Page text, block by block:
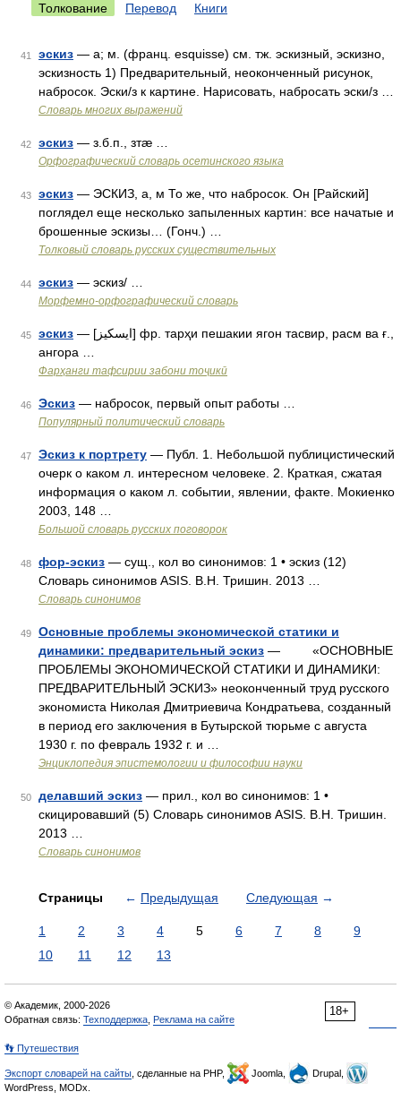
Толкование Перевод Книги
41 эскиз — а; м. (франц. esquisse) см. тж. эскизный, эскизно,
эскизность 1) Предварительный, неоконченный рисунок,
набросок. Эски/з к картине. Нарисовать, набросать эски/з …
Словарь многих выражений
42 эскиз — з.б.п., зтæ …
Орфографический словарь осетинского языка
43 эскиз — ЭСКИЗ, а, м То же, что набросок. Он [Райский]
поглядел еще несколько запыленных картин: все начатые и
брошенные эскизы… (Гонч.) …
Толковый словарь русских существительных
44 эскиз — эскиз/ …
Морфемно-орфографический словарь
45 эскиз — [ايسکيز] фр. тарҳи пешакии ягон тасвир, расм ва ғ.,
ангора …
Фарҳанги тафсирии забони тоҷикӣ
46 Эскиз — набросок, первый опыт работы …
Популярный политический словарь
47 Эскиз к портрету — Публ. 1. Небольшой публицистический
очерк о каком л. интересном человеке. 2. Краткая, сжатая
информация о каком л. событии, явлении, факте. Мокиенко
2003, 148 …
Большой словарь русских поговорок
48 фор-эскиз — сущ., кол во синонимов: 1 • эскиз (12)
Словарь синонимов ASIS. В.Н. Тришин. 2013 …
Словарь синонимов
49
Основные проблемы экономической статики и
динамики: предварительный эскиз — «ОСНОВНЫЕ
ПРОБЛЕМЫ ЭКОНОМИЧЕСКОЙ СТАТИКИ И ДИНАМИКИ:
ПРЕДВАРИТЕЛЬНЫЙ ЭСКИЗ» неоконченный труд русского
экономиста Николая Дмитриевича Кондратьева, созданный
в период его заключения в Бутырской тюрьме с августа
1930 г. по февраль 1932 г. и …
Энциклопедия эпистемологии и философии науки
50 делавший эскиз — прил., кол во синонимов: 1 •
скицировавший (5) Словарь синонимов ASIS. В.Н. Тришин.
2013 …
Словарь синонимов
Страницы ← Предыдущая Следующая →
1 2 3 4 5 6 7 8
9
10
11 12 13
18+
© Академик, 2000-2026
Обратная связь: Техподдержка Реклама на сайте
👣 Путешествия
Экспорт словарей на сайты , сделанные на PHP, Joomla,
Drupal,
WordPress, MODx.